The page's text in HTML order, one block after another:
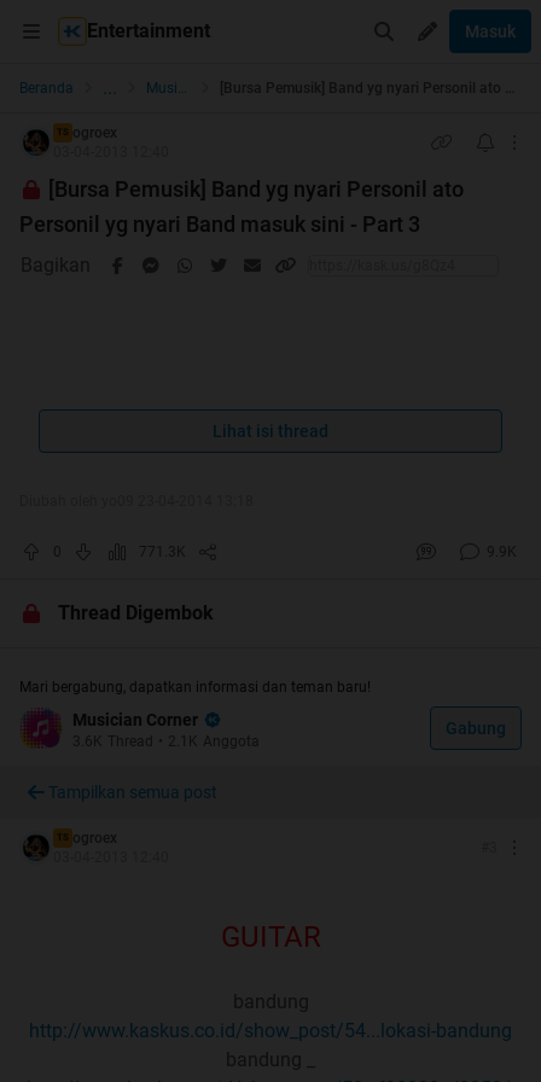
Entertainment Masuk
Beranda ... Musician Corner
TS ogroex
[Bursa Pemusik] Band yg nyari Personil ato
Personil yg nyari Band masuk sini - Part 3
Bagikan
Forum Music Rules & Index
sementara tidak bisa di lakukan oleh TS karna TS
sangat jarang online via kompi, harap maklum
nyari Personil ato Personil yg nyari Band, pokoknya saling
melengkapilah
2. promosi band/personil maks 1 post per page
3. mencantumkan no hp email,ym,fb,myspace ato
Lihat isi thread
0 771.3K 9.9K
Thread Digembok
Mari bergabung, dapatkan informasi dan teman baru!
Musician Corner
3.6K Thread • 2.1K Anggota
Gabung
Tampilkan semua post
TS ogroex
GUITAR
bandung
http://www.kaskus.co.id/show_post/54...lokasi-bandung
bandung _